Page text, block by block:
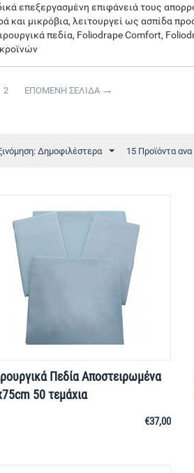
επεξεργασμένη επιφάνειά τους
και μικρόβια, λειτουργεί ως ασπίδα
πεδία, Foliodrape Comfort,
2 ΕΠΟΜΕΝΗ ΣΕΛΙΔΑ
Δημοφιλέστερα 15 Προϊόντα ανα
Πεδία Αποστειρωμένα
50 τεμάχια
€37,00